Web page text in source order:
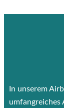
In unserem
umfangreiches